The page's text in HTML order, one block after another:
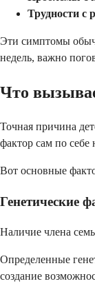
Трудности с
Эти симптомы
недель, важно
Что
Точная причина
фактор сам по себе
Вот основные
Генетические
Наличие члена
Определенные
создание